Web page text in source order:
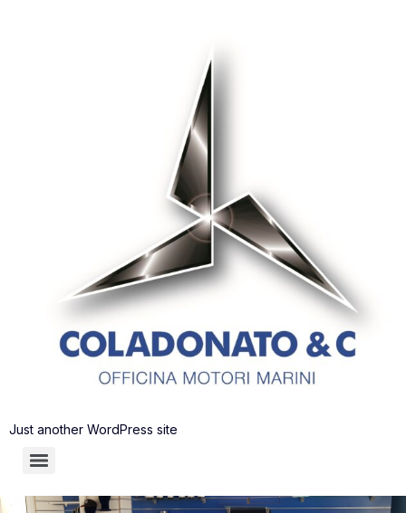
Just another WordPress site